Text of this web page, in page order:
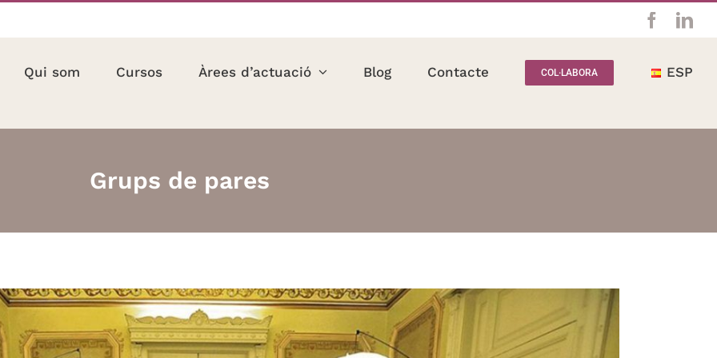
Qui som Cursos Àrees d’actuació Blog Contacte COL·LABORA ESP
Grups de pares